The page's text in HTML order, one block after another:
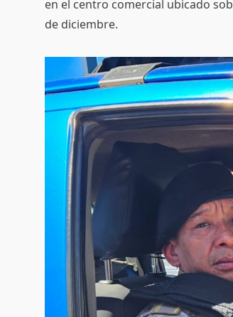
en el centro comercial ubicado
de diciembre.